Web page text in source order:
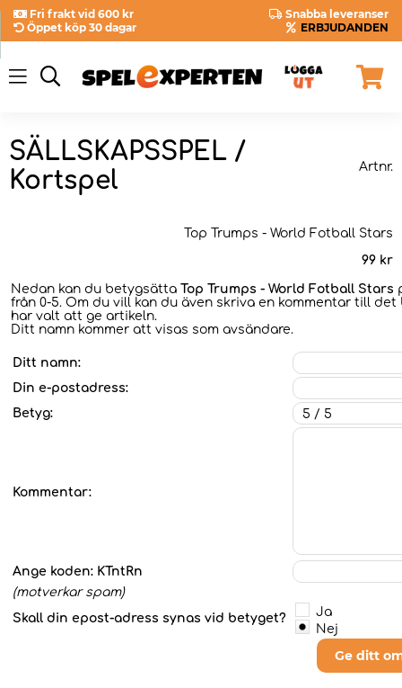
Fri frakt vid 600 kr
Snabba leveranser
Öppet köp 30 dagar
ERBJUDANDEN
SÄLLSKAPSSPEL /
Kortspel
Artnr.
Top Trumps - World Fotball Stars
99 kr
Nedan kan du betygsätta Top Trumps - World Fotball Stars
från 0-5. Om du vill kan du även skriva en kommentar till det
har valt att ge artikeln.
Ditt namn kommer att visas som avsändare.
Ditt namn:
Din e-postadress:
Betyg:
Kommentar:
Ange koden: KTntRn
(motverkar spam)
Skall din epost-adress synas vid betyget?
Ja
Nej
Ge ditt